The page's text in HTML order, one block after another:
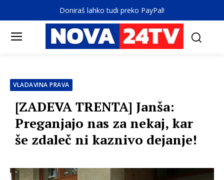
Doniraš lahko tudi preko PayPal!
VLADAVINA PRAVA
[ZADEVA TRENTA] Janša:
Preganjajo nas za nekaj, kar
še zdaleč ni kaznivo dejanje!